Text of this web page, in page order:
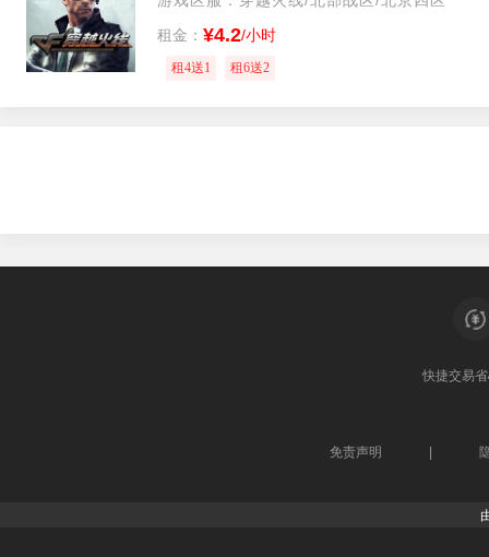
租金： ¥4.2/小时
租4送1 租6送2
快捷交易
免责声明